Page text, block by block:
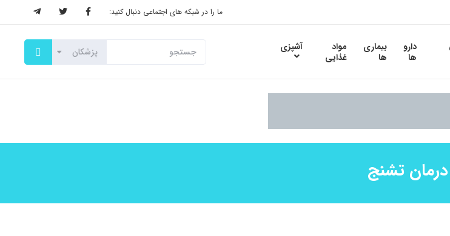
ما را در شبکه های اجتماعی دنبال کنید:
دارو
ها
بیماری
ها
مواد
غذایی
آشپزی
درمان تشنج